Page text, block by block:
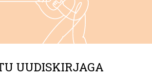
UUDISKIRJAGA